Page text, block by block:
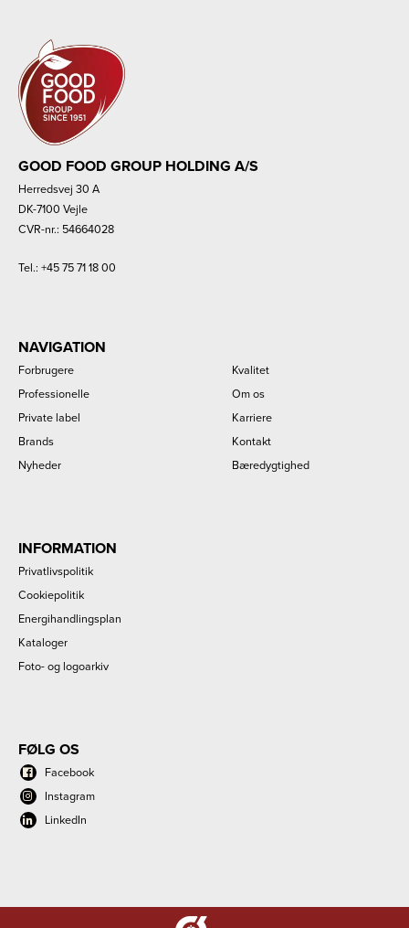
GOOD FOOD GROUP HOLDING A/S
Herredsvej 30 A
DK-7100 Vejle
CVR-nr.: 54664028
Tel.: +45 75 71 18 00
NAVIGATION
Forbrugere
Professionelle
Private label
Brands
Nyheder
Kvalitet
Om os
Karriere
Kontakt
Bæredygtighed
INFORMATION
Privatlivspolitik
Cookiepolitik
Energihandlingsplan
Kataloger
Foto- og logoarkiv
FØLG OS
Facebook
Instagram
LinkedIn